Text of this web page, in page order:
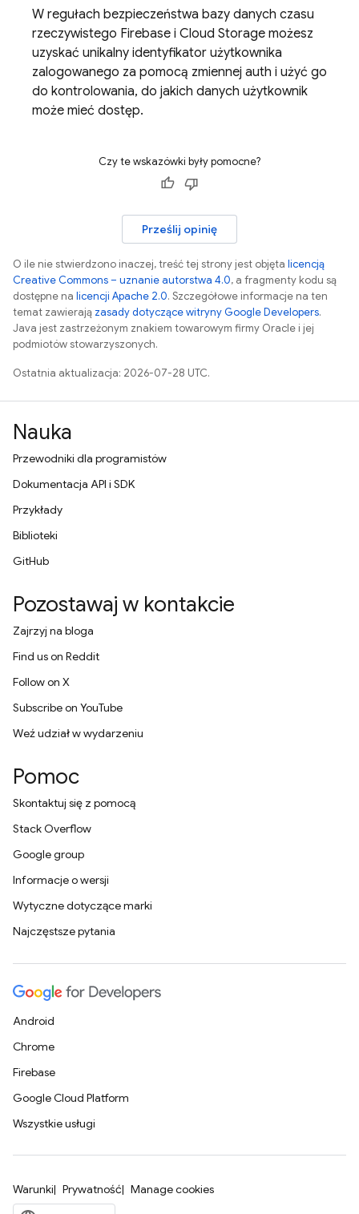
W regułach bezpieczeństwa bazy danych czasu
rzeczywistego Firebase i Cloud Storage możesz
uzyskać unikalny identyfikator użytkownika
zalogowanego za pomocą zmiennej auth i użyć go
do kontrolowania, do jakich danych użytkownik
może mieć dostęp.
Czy te wskazówki były pomocne?
Prześlij opinię
O ile nie stwierdzono inaczej, treść tej strony jest objęta licencją
Creative Commons – uznanie autorstwa 4.0, a fragmenty kodu są
dostępne na licencji Apache 2.0. Szczegółowe informacje na ten
temat zawierają zasady dotyczące witryny Google Developers.
Java jest zastrzeżonym znakiem towarowym firmy Oracle i jej
podmiotów stowarzyszonych.
Ostatnia aktualizacja: 2026-07-28 UTC.
Nauka
Przewodniki dla programistów
Dokumentacja API i SDK
Przykłady
Biblioteki
GitHub
Pozostawaj w kontakcie
Zajrzyj na bloga
Find us on Reddit
Follow on X
Subscribe on YouTube
Weź udział w wydarzeniu
Pomoc
Skontaktuj się z pomocą
Stack Overflow
Google group
Informacje o wersji
Wytyczne dotyczące marki
Najczęstsze pytania
Android
Chrome
Firebase
Google Cloud Platform
Wszystkie usługi
Warunki Prywatność Manage cookies